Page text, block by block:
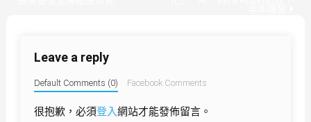
Leave a reply
Default Comments (0) Facebook Comments
很抱歉，必須登入網站才能發佈留言。